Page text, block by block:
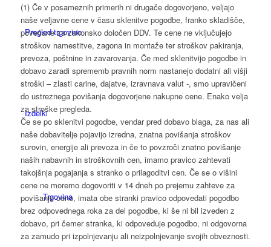
Pregled trgovine
Izdelki
Trgovina
(1) Če v posameznih primerih ni drugače dogovorjeno, veljajo
naše veljavne cene v času sklenitve pogodbe, franko skladišče,
povečane za zakonsko določen DDV. Te cene ne vključujejo
stroškov namestitve, zagona in montaže ter stroškov pakiranja,
prevoza, poštnine in zavarovanja. Če med sklenitvijo pogodbe in
dobavo zaradi sprememb pravnih norm nastanejo dodatni ali višji
stroški – zlasti carine, dajatve, izravnava valut -, smo upravičeni
do ustreznega povišanja dogovorjene nakupne cene. Enako velja
za stroške pregleda.
Če se po sklenitvi pogodbe, vendar pred dobavo blaga, za nas ali
naše dobavitelje pojavijo izredna, znatna povišanja stroškov
surovin, energije ali prevoza in če to povzroči znatno povišanje
naših nabavnih in stroškovnih cen, imamo pravico zahtevati
takojšnja pogajanja s stranko o prilagoditvi cen. Če se o višini
cene ne moremo dogovoriti v 14 dneh po prejemu zahteve za
povišanje cene, imata obe stranki pravico odpovedati pogodbo
brez odpovednega roka za del pogodbe, ki še ni bil izveden z
dobavo, pri čemer stranka, ki odpoveduje pogodbo, ni odgovorna
za zamudo pri izpolnjevanju ali neizpolnjevanje svojih obveznosti.